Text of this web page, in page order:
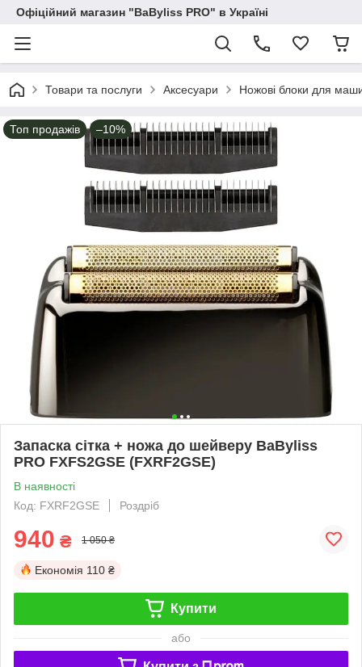
Офіційний магазин "BaByliss PRO" в Україні
Товари та послуги Аксесуари Ножові блоки для
Топ продажів –10%
Запаска сітка + ножа до шейверу BaByliss
PRO FXFS2GSE (FXRF2GSE)
В наявності
Код: FXRF2GSE
Роздріб
940 ₴ 1 050 ₴
Економія 110 ₴
Купити
або